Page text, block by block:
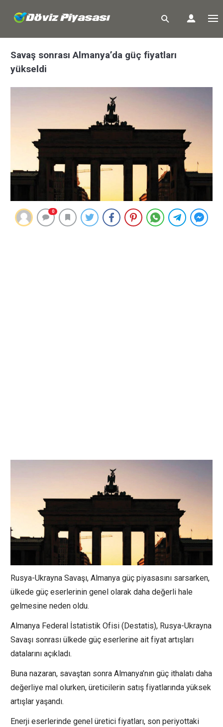
Savaş sonrası Almanya’da güç fiyatları
yükseldi
0
Rusya-Ukrayna Savaşı, Almanya güç piyasasını sarsarken,
ülkede güç eserlerinin genel olarak daha değerli hale
gelmesine neden oldu.
Almanya Federal İstatistik Ofisi (Destatis), Rusya-Ukrayna
Savaşı sonrası ülkede güç eserlerine ait fiyat artışları
datalarını açıkladı.
Buna nazaran, savaştan sonra Almanya’nın güç ithalatı daha
değerliye mal olurken, üreticilerin satış fiyatlarında yüksek
artışlar yaşandı.
Enerji eserlerinde genel üretici fiyatları, son periyottaki